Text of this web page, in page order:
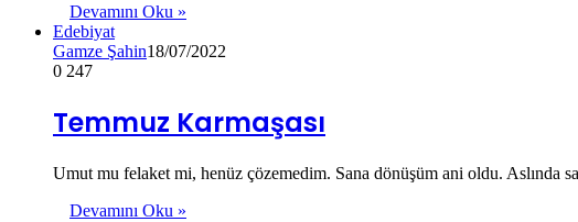
Devamını Oku »
Edebiyat
Gamze Şahin18/07/2022
0 247
Temmuz Karmaşası
Umut mu felaket mi, henüz çözemedim. Sana dönüşüm ani oldu. Aslında
Devamını Oku »